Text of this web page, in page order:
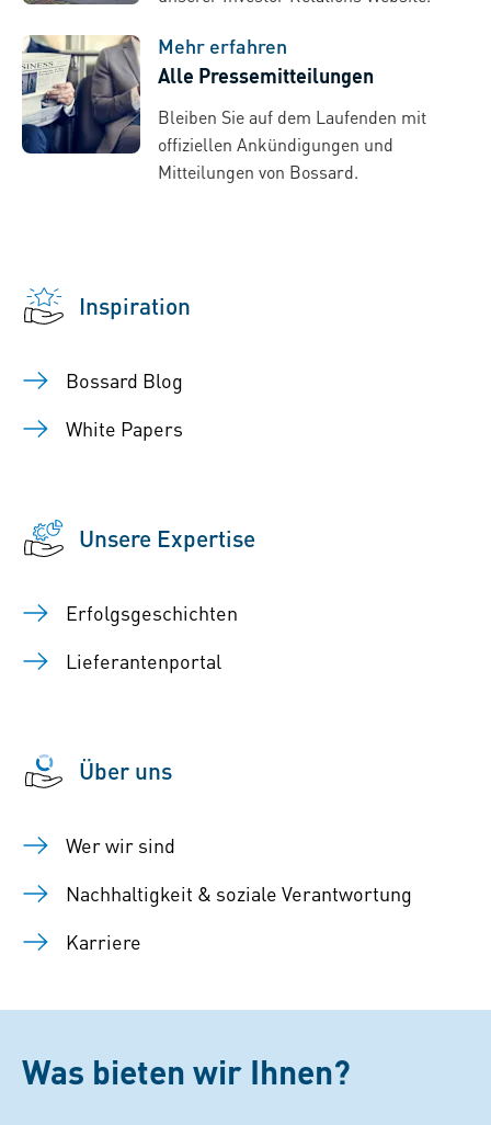
Mehr erfahren
Alle Pressemitteilungen
Bleiben Sie auf dem Laufenden mit
offiziellen Ankündigungen und
Mitteilungen von Bossard.
Inspiration
Bossard Blog
White Papers
Unsere Expertise
Erfolgsgeschichten
Lieferantenportal
Über uns
Wer wir sind
Nachhaltigkeit & soziale Verantwortung
Karriere
Was bieten wir Ihnen?